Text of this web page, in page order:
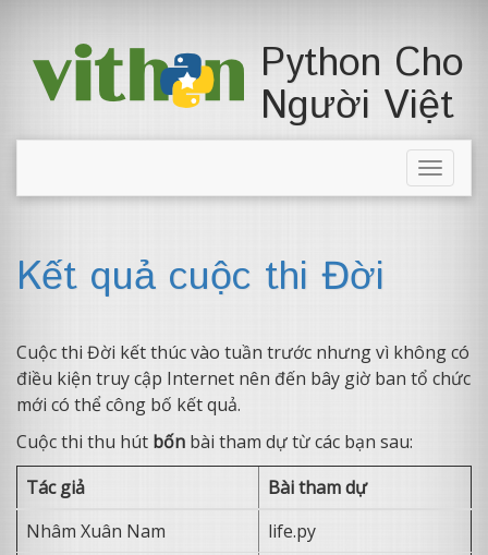
Python Cho
Người Việt
Toggle
Kết quả cuộc thi Đời
Cuộc thi Đời kết thúc vào tuần trước nhưng vì không có
điều kiện truy cập Internet nên đến bây giờ ban tổ chức
mới có thể công bố kết quả.
Cuộc thi thu hút bốn bài tham dự từ các bạn sau:
Tác giả
Bài tham dự
Nhâm Xuân Nam
life.py